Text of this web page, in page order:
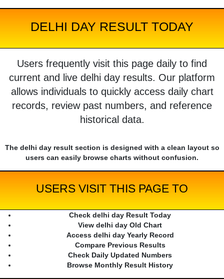
DELHI DAY RESULT TODAY
Users frequently visit this page daily to find
current and live delhi day results. Our platform
allows individuals to quickly access daily chart
records, review past numbers, and reference
historical data.
The delhi day result section is designed with a clean layout so
users can easily browse charts without confusion.
USERS VISIT THIS PAGE TO
Check delhi day Result Today
View delhi day Old Chart
Access delhi day Yearly Record
Compare Previous Results
Check Daily Updated Numbers
Browse Monthly Result History